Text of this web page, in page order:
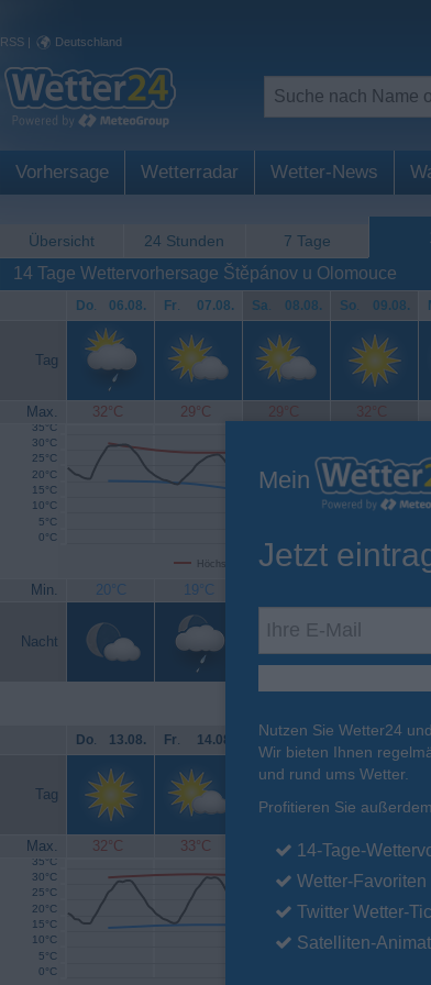
RSS | Deutschland
Vorhersage Wetterradar Wetter-News
Übersicht 24 Stunden 7 Tage
14 Tage Wettervorhersage Štěpánov u Olomouce
Do. 06.08. Fr. 07.08. Sa. 08.08. So. 09.08.
Tag
Max. 32°C 29°C 29°C 32°C
Höchsttemperatur Tiefsttemperatur
0°C
5°C
10°C
15°C
20°C
25°C
30°C
35°C
Min. 20°C 19°C
Nacht
Do. 13.08. Fr. 14.08. Sa. 15.08. So. 16.08.
Tag
Max. 32°C 33°C 32°C 29°C
0°C
5°C
10°C
15°C
20°C
25°C
30°C
35°C
Mein
Jetzt
Nutzen Sie Wetter24
Wir bieten Ihnen
und rund ums Wetter.
Profitieren Sie
14-Tage-
Wetter-Favoriten
Twitter Wetter-
Satelliten-